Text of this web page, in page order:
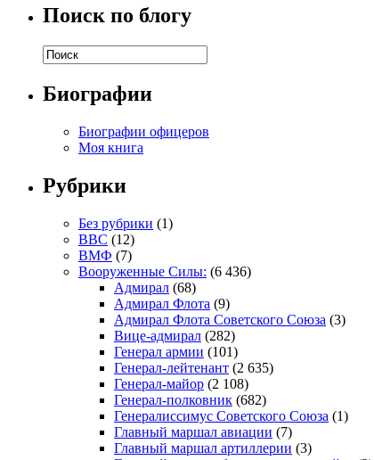
Поиск по блогу
Биографии
Биографии офицеров
Моя книга
Рубрики
Без рубрики (1)
ВВС (12)
ВМФ (7)
Вооруженные Силы: (6 436)
Адмирал (68)
Адмирал Флота (9)
Адмирал Флота Советского Союза (3)
Вице-адмирал (282)
Генерал армии (101)
Генерал-лейтенант (2 635)
Генерал-майор (2 108)
Генерал-полковник (682)
Генералиссимус Советского Союза (1)
Главный маршал авиации (7)
Главный маршал артиллерии (3)